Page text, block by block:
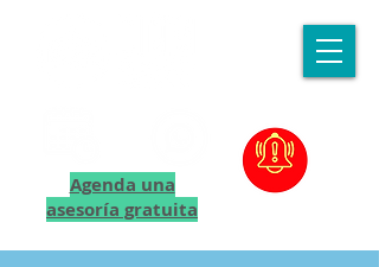
Agenda una
asesoría gratuita